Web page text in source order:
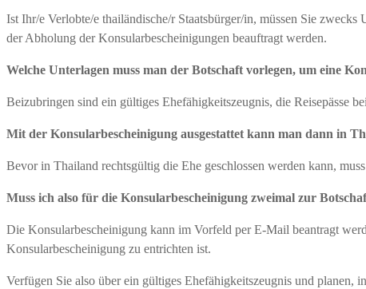
Ist Ihr/e Verlobte/e thailändische/r Staatsbürger/in, müssen Sie
der Abholung der Konsularbescheinigungen beauftragt werden.
Welche Unterlagen muss man der Botschaft vorlegen, um eine
Beizubringen sind ein gültiges Ehefähigkeitszeugnis, die Reisepässe
Mit der Konsularbescheinigung ausgestattet kann man dann in
Bevor in Thailand rechtsgültig die Ehe geschlossen werden kann,
Muss ich also für die Konsularbescheinigung zweimal zur
Die Konsularbescheinigung kann im Vorfeld per E-Mail beantragt
Konsularbescheinigung zu entrichten ist.
Verfügen Sie also über ein gültiges Ehefähigkeitszeugnis und planen,